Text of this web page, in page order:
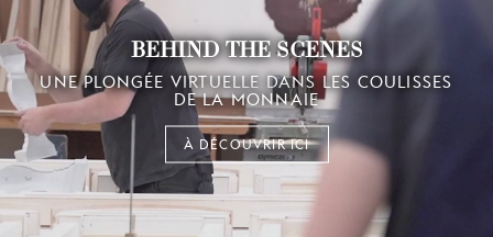
BEHIND THE SCENES
UNE PLONGÉE VIRTUELLE DANS LES COULISSES
DE LA MONNAIE
À DÉCOUVRIR ICI